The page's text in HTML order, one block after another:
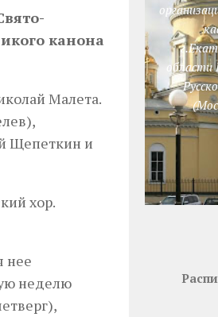
канона
Малета.
Щепеткин и
хор.
нее
неделю
области